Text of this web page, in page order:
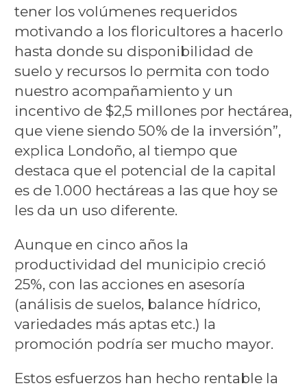
tener los volúmenes requeridos
motivando a los floricultores a hacerlo
hasta donde su disponibilidad de
suelo y recursos lo permita con todo
nuestro acompañamiento y un
incentivo de $2,5 millones por hectárea,
que viene siendo 50% de la inversión”,
explica Londoño, al tiempo que
destaca que el potencial de la capital
es de 1.000 hectáreas a las que hoy se
les da un uso diferente.
Aunque en cinco años la
productividad del municipio creció
25%, con las acciones en asesoría
(análisis de suelos, balance hídrico,
variedades más aptas etc.) la
promoción podría ser mucho mayor.
Estos esfuerzos han hecho rentable la